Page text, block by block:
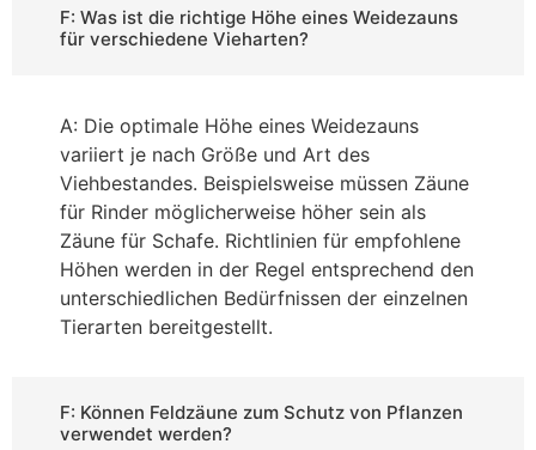
F: Was ist die richtige Höhe eines Weidezauns
für verschiedene Vieharten?
A: Die optimale Höhe eines Weidezauns
variiert je nach Größe und Art des
Viehbestandes. Beispielsweise müssen Zäune
für Rinder möglicherweise höher sein als
Zäune für Schafe. Richtlinien für empfohlene
Höhen werden in der Regel entsprechend den
unterschiedlichen Bedürfnissen der einzelnen
Tierarten bereitgestellt.
F: Können Feldzäune zum Schutz von Pflanzen
verwendet werden?